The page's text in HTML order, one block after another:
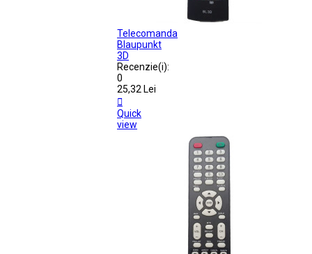
Telecomanda
Blaupunkt
3D
Recenzie(i):
0
25,32 Lei

Quick
view